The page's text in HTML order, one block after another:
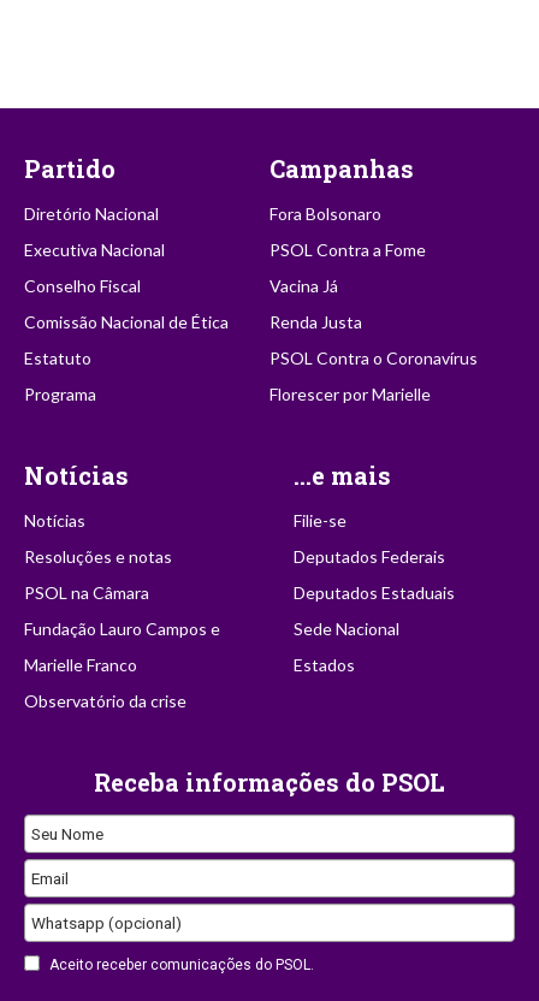
Partido
Diretório Nacional
Executiva Nacional
Conselho Fiscal
Comissão Nacional de Ética
Estatuto
Programa
Campanhas
Fora Bolsonaro
PSOL Contra a Fome
Vacina Já
Renda Justa
PSOL Contra o Coronavírus
Florescer por Marielle
Notícias
Notícias
Resoluções e notas
PSOL na Câmara
Fundação Lauro Campos e
Marielle Franco
Observatório da crise
...e mais
Filie-se
Deputados Federais
Deputados Estaduais
Sede Nacional
Estados
Receba informações do PSOL
Your
Website
Seu Nome
Email
Whatsapp (opcional)
Aceito receber comunicações do PSOL.